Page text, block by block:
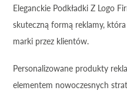
Eleganckie Podkładki Z Logo
skuteczną formą reklamy,
marki przez klientów.
Personalizowane produkty
elementem nowoczesnych